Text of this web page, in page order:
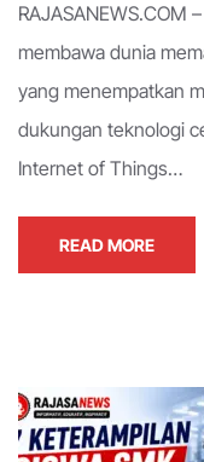
RAJASANEWS.COM
membawa dunia
yang menempatkan
dukungan teknologi
Internet of Things…
READ MORE